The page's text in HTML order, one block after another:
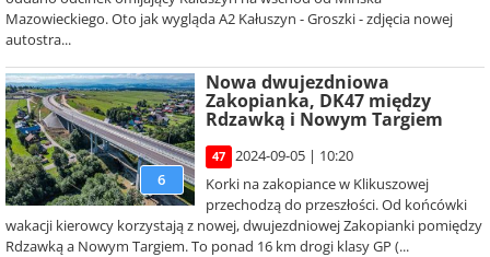
Mazowieckiego. Oto jak wygląda A2 Kałuszyn - Groszki - zdjęcia nowej
autostra...
6
Nowa dwujezdniowa
Zakopianka, DK47 między
Rdzawką i Nowym Targiem
47
2024-09-05 | 10:20
Korki na zakopiance w Klikuszowej
przechodzą do przeszłości. Od końcówki
wakacji kierowcy korzystają z nowej, dwujezdniowej Zakopianki pomiędzy
Rdzawką a Nowym Targiem. To ponad 16 km drogi klasy GP (...